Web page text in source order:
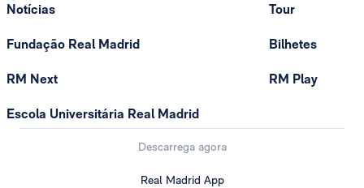
Notícias
Fundação Real Madrid
RM Next
Escola Universitária Real Madrid
Tour
Bilhetes
RM Play
Descarrega agora
Real Madrid App